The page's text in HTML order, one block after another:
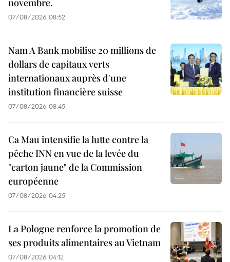
07/08/2026 08:52
Nam A Bank mobilise 20 millions de
dollars de capitaux verts
internationaux auprès d'une
institution financière suisse
07/08/2026 08:45
Ca Mau intensifie la lutte contre la
pêche INN en vue de la levée du
"carton jaune" de la Commission
européenne
07/08/2026 04:25
La Pologne renforce la promotion de
ses produits alimentaires au Vietnam
07/08/2026 04:12